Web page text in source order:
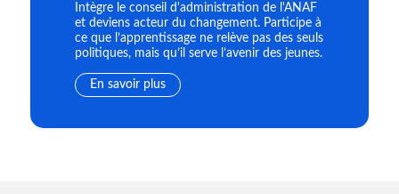
Intègre le conseil d'administration de l'ANAF
et deviens acteur du changement. Participe à
ce que l’apprentissage ne relève pas des seuls
politiques, mais qu’il serve l’avenir des jeunes.
En savoir plus